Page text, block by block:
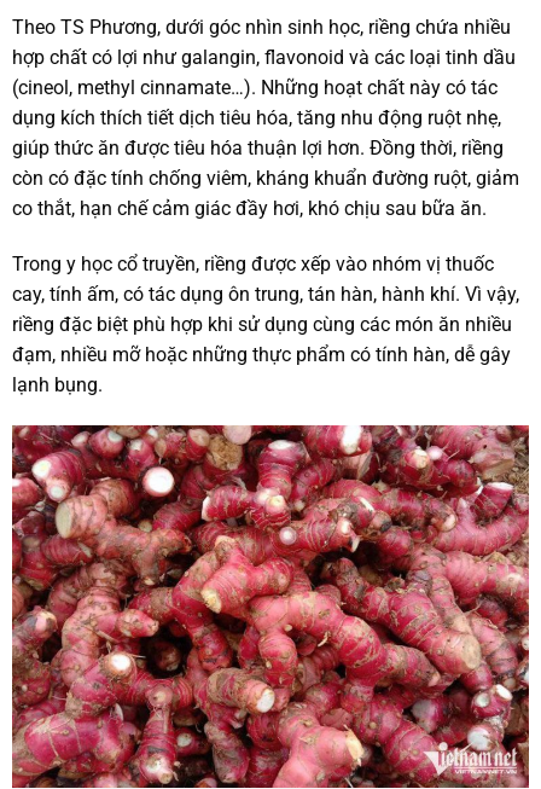
Theo TS Phương, dưới góc nhìn sinh học, riềng chứa nhiều
hợp chất có lợi như galangin, flavonoid và các loại tinh dầu
(cineol, methyl cinnamate…). Những hoạt chất này có tác
dụng kích thích tiết dịch tiêu hóa, tăng nhu động ruột nhẹ,
giúp thức ăn được tiêu hóa thuận lợi hơn. Đồng thời, riềng
còn có đặc tính chống viêm, kháng khuẩn đường ruột, giảm
co thắt, hạn chế cảm giác đầy hơi, khó chịu sau bữa ăn.
Trong y học cổ truyền, riềng được xếp vào nhóm vị thuốc
cay, tính ấm, có tác dụng ôn trung, tán hàn, hành khí. Vì vậy,
riềng đặc biệt phù hợp khi sử dụng cùng các món ăn nhiều
đạm, nhiều mỡ hoặc những thực phẩm có tính hàn, dễ gây
lạnh bụng.